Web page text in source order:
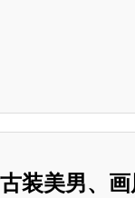
装美男、